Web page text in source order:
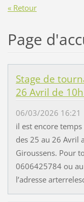
« Retour
Page
Stage de
26 Avril de
06/03/2026 16:21
il est encore temps
des 25 au 26 Avril
Giroussens. Pour
0606425784 ou
l’adresse